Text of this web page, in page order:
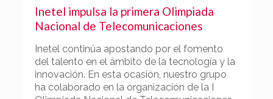
Inetel impulsa la primera Olimpiada
Nacional de Telecomunicaciones
Inetel continúa apostando por el fomento
del talento en el ámbito de la tecnología y la
innovación. En esta ocasión, nuestro grupo
ha colaborado en la organización de la I